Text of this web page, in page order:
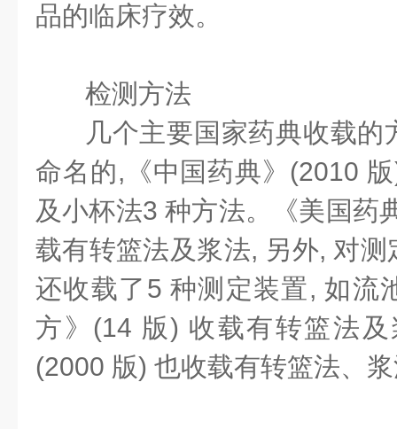
品的临床疗效。
检测方法
几个主要国家药典收载
命名的,《中国药典》(2010
及小杯法3 种方法。《美国药
载有转篮法及浆法, 另外, 对
还收载了5 种测定装置, 如流
方》(14 版) 收载有转篮法
(2000 版) 也收载有转篮法、